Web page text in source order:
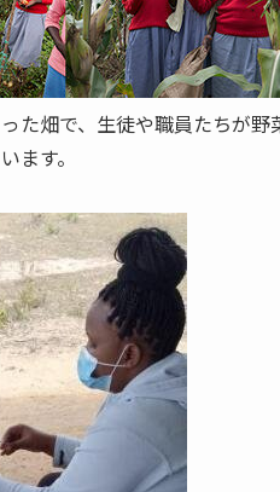
た畑で、生徒や職員たちが
ます。